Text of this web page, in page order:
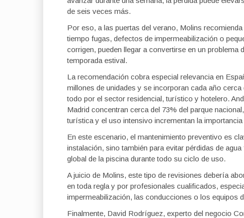
de seis veces más.
Por eso, a las puertas del verano, Molins
tiempo fugas, defectos de impermeabilización o
corrigen, pueden llegar a convertirse en un
temporada estival.
La recomendación cobra especial relevancia en
millones de unidades y se incorporan cada año
todo por el sector residencial, turístico y hotelero.
Madrid concentran cerca del 73% del parque
turística y el uso intensivo incrementan la
En este escenario, el mantenimiento preventivo es
instalación, sino también para evitar pérdidas de
global de la piscina durante todo su ciclo de uso.
A juicio de Molins, este tipo de revisiones debería
en toda regla y por profesionales cualificados,
impermeabilización, las conducciones o los equipos
Finalmente, David Rodríguez, experto del negocio